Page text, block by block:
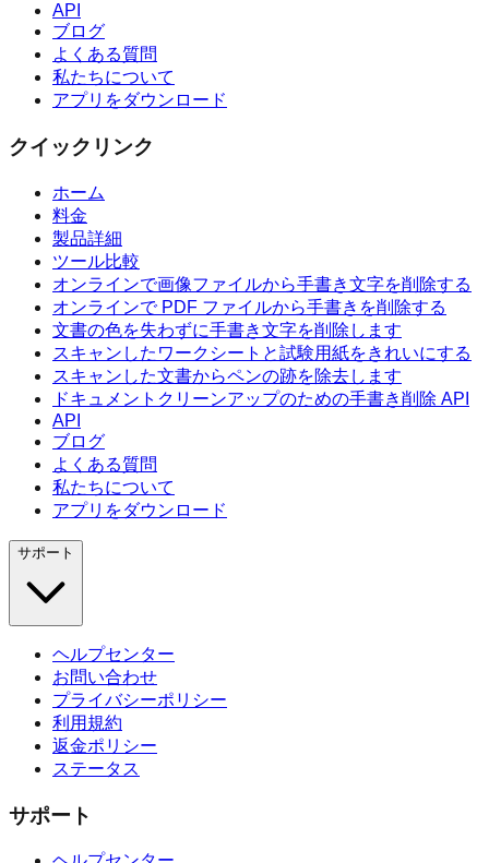
API
ブログ
よくある質問
私たちについて
アプリをダウンロード
クイックリンク
ホーム
料金
製品詳細
ツール比較
オンラインで画像ファイルから手書き文字を削除する
オンラインで PDF ファイルから手書きを削除する
文書の色を失わずに手書き文字を削除します
スキャンしたワークシートと試験用紙をきれいにする
スキャンした文書からペンの跡を除去します
ドキュメントクリーンアップのための手書き削除 API
API
ブログ
よくある質問
私たちについて
アプリをダウンロード
サポート
ヘルプセンター
お問い合わせ
プライバシーポリシー
利用規約
返金ポリシー
ステータス
サポート